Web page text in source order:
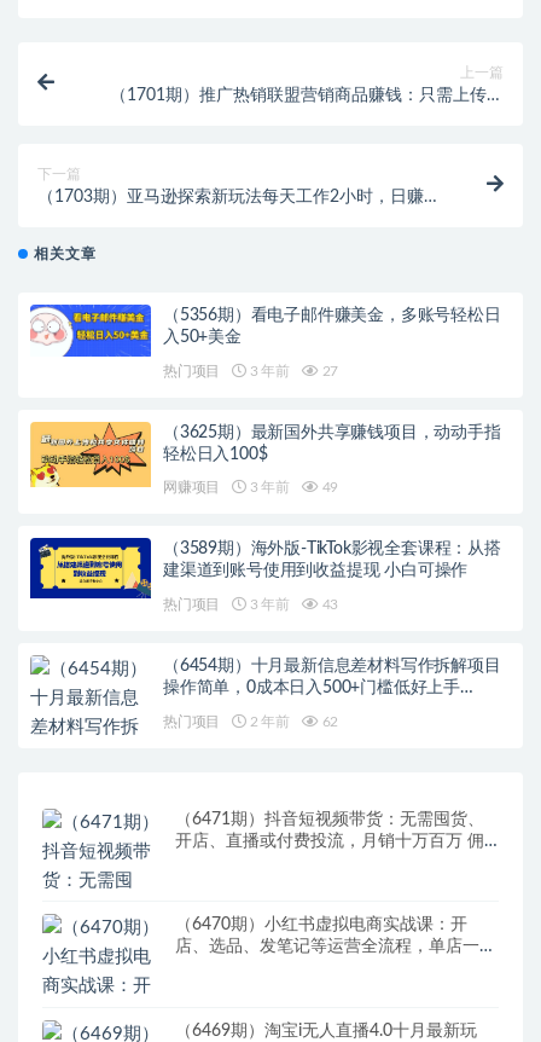
上一篇
（1701期）推广热销联盟营销商品赚钱：只需上传图
下一篇
（1703期）亚马逊探索新玩法每天工作2小时，日赚
相关文章
（5356期）看电子邮件赚美金，多账号轻松日
入50+美金
热门项目 3 年前 27
（3625期）最新国外共享赚钱项目，动动手指
轻松日入100$
网赚项目 3 年前 49
（3589期）海外版-TikTok影视全套课程：从搭
建渠道到账号使用到收益提现 小白可操作
热门项目 3 年前 43
（6454期）十月最新信息差材料写作拆解项目
操作简单，0成本日入500+门槛低好上手…
热门项目 2 年前 62
（6471期）抖音短视频带货：无需囤货、
开店、直播或付费投流，月销十万百万 佣
（6470期）小红书虚拟电商实战课：开
店、选品、发笔记等运营全流程，单店一天
（6469期）淘宝i无人直播4.0十月最新玩